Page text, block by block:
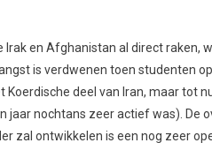
Irak en Afghanistan al direct raken,
is verdwenen toen studenten
Koerdische deel van Iran, maar tot
jaar nochtans zeer actief was). De
zal ontwikkelen is een nog zeer